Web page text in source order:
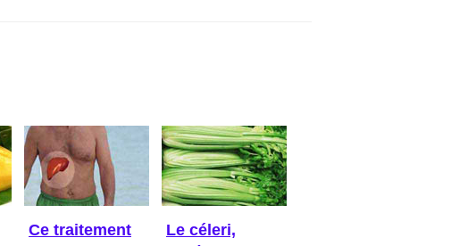
Ce traitement
Le céleri,